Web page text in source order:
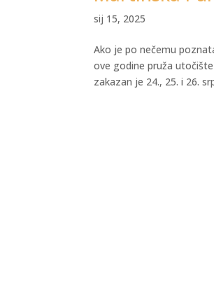
sij 15, 2025
Ako je po nečemu
ove godine pruža
zakazan je 24., 25. i 26.